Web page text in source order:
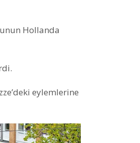
Hollanda
eylemlerine